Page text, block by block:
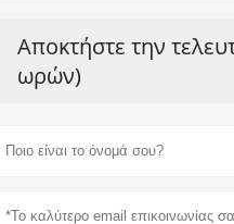
Αποκτήστε την
ωρών)